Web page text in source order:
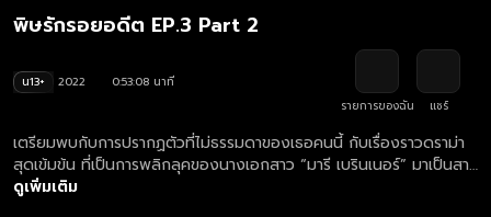
พิษรักรอยอดีต EP.3 Part 2
น13+ 2022
0:53:08 นาที
รายการของฉัน
แชร์
เตรียมพบกับการปรากฏตัวที่ไม่ธรรมดาของเธอคนนี้ กับเรื่องราวดราม่า
สุดเข้มข้น ที่เป็นการพลิกลุคของนางเอกสาว “มารี เบรินเนอร์” มาเป็นสาว
พลัสไซส์จนแทบจำไม่ได้!! ที่เต็มไปด้วยแรงแค้น ขอท้าชนกับรุ่นพี่ตัวแม่
ดูเพิ่มเติม